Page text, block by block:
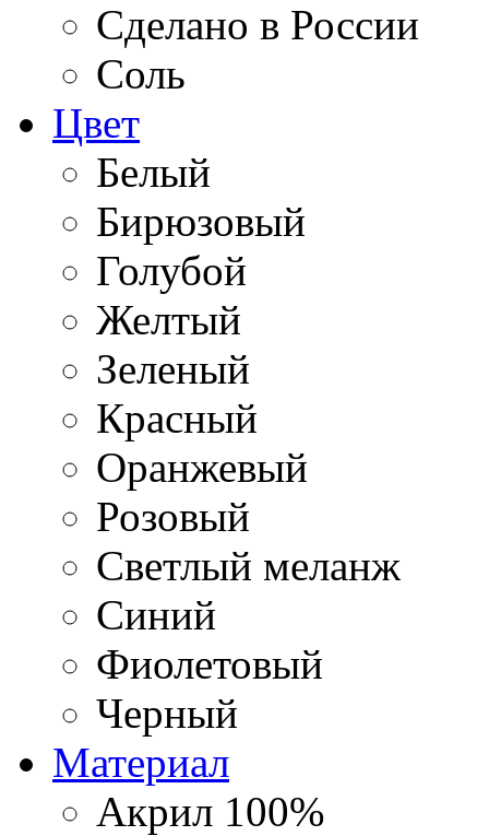
Сделано в России
Соль
Цвет
Белый
Бирюзовый
Голубой
Желтый
Зеленый
Красный
Оранжевый
Розовый
Светлый меланж
Синий
Фиолетовый
Черный
Материал
Акрил 100%